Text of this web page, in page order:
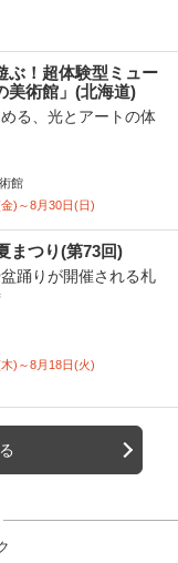
ぶ！超体験型ミュー
術館」(北海道)
る、光とアートの体
館
)～8月30日(日)
まつり(第73回)
踊りが開催される札
)～8月18日(火)